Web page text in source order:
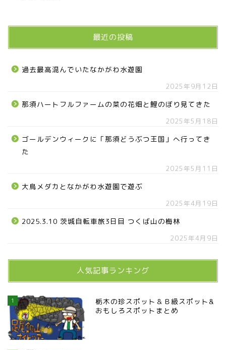
最近の投稿
過去最高混んでいたなかがわ水遊園
2025年9月12日
那須ハートフルファームの菜の花畑と鯉のぼり見てきた
2025年5月18日
ゴールデンウィークに「那須どうぶつ王国」へ行ってき
た
2025年5月11日
大鳥メダカとなかがわ水遊園で遊ぶ
2025年4月19日
2025.3.10 茨城自転車旅3日目 つくば山の梅林
2025年4月9日
人気記事ランキング
1
栃木の珍スポット＆Ｂ級スポット&
おもしろスポットまとめ